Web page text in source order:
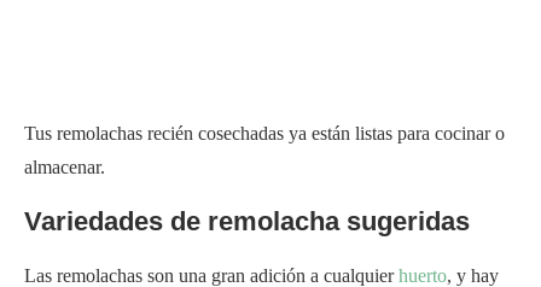
Tus remolachas recién cosechadas ya están listas para cocinar o
almacenar.
Variedades de remolacha sugeridas
Las remolachas son una gran adición a cualquierhuerto, y hay